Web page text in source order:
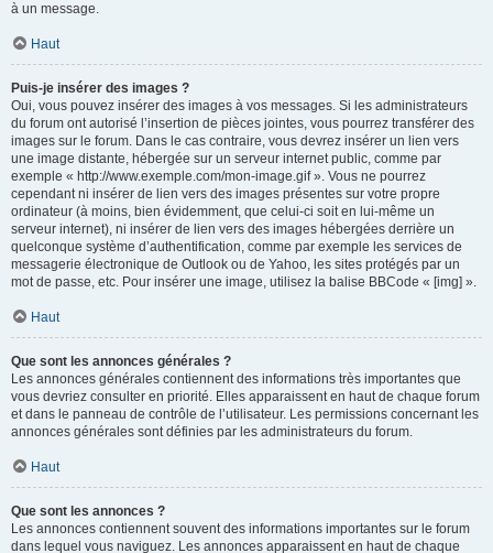
à un message.
Haut
Puis-je insérer des images ?
Oui, vous pouvez insérer des images à vos messages. Si les administrateurs
du forum ont autorisé l’insertion de pièces jointes, vous pourrez transférer des
images sur le forum. Dans le cas contraire, vous devrez insérer un lien vers
une image distante, hébergée sur un serveur internet public, comme par
exemple « http://www.exemple.com/mon-image.gif ». Vous ne pourrez
cependant ni insérer de lien vers des images présentes sur votre propre
ordinateur (à moins, bien évidemment, que celui-ci soit en lui-même un
serveur internet), ni insérer de lien vers des images hébergées derrière un
quelconque système d’authentification, comme par exemple les services de
messagerie électronique de Outlook ou de Yahoo, les sites protégés par un
mot de passe, etc. Pour insérer une image, utilisez la balise BBCode « [img] ».
Haut
Que sont les annonces générales ?
Les annonces générales contiennent des informations très importantes que
vous devriez consulter en priorité. Elles apparaissent en haut de chaque forum
et dans le panneau de contrôle de l’utilisateur. Les permissions concernant les
annonces générales sont définies par les administrateurs du forum.
Haut
Que sont les annonces ?
Les annonces contiennent souvent des informations importantes sur le forum
dans lequel vous naviguez. Les annonces apparaissent en haut de chaque